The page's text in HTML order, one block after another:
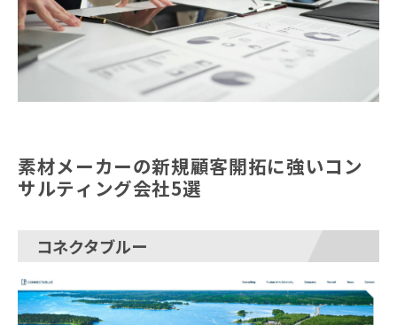
素材メーカーの新規顧客開拓に強いコン
サルティング会社5選
コネクタブルー